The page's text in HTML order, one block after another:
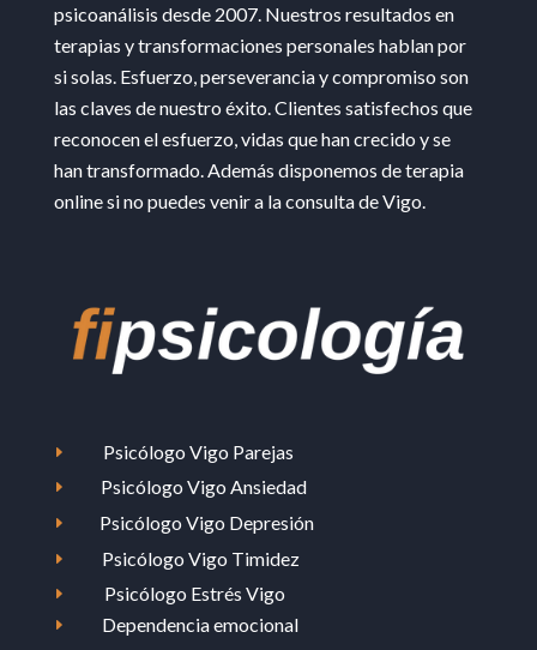
psicoanálisis desde 2007. Nuestros resultados en
terapias y transformaciones personales hablan por
si solas. Esfuerzo, perseverancia y compromiso son
las claves de nuestro éxito. Clientes satisfechos que
reconocen el esfuerzo, vidas que han crecido y se
han transformado. Además disponemos de terapia
online si no puedes venir a la consulta de Vigo.
E Psicólogo Vigo Parejas
E Psicólogo Vigo Ansiedad
E Psicólogo Vigo Depresión
E Psicólogo Vigo Timidez
E Psicólogo Estrés Vigo
E Dependencia emocional